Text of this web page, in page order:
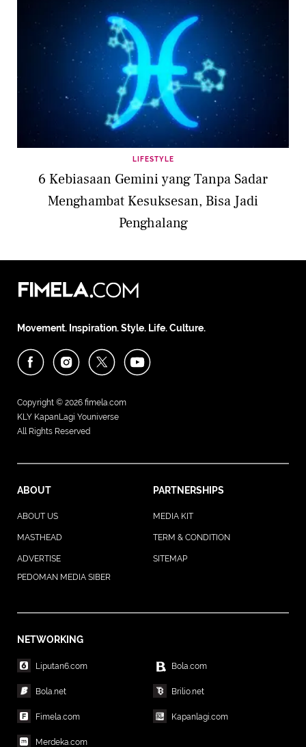
LIFESTYLE
6 Kebiasaan Gemini yang Tanpa Sadar
Menghambat Kesuksesan, Bisa Jadi
Penghalang
Movement. Inspiration. Style. Life. Culture.
Copyright © 2026 fimela.com
KLY KapanLagi Youniverse
All Rights Reserved
ABOUT PARTNERSHIPS
ABOUT US MEDIA KIT
MASTHEAD TERM & CONDITION
ADVERTISE
SITEMAP
PEDOMAN MEDIA SIBER
NETWORKING
Liputan6.com Bola.com
Bola.net Brilio.net
Fimela.com Kapanlagi.com
Merdeka.com